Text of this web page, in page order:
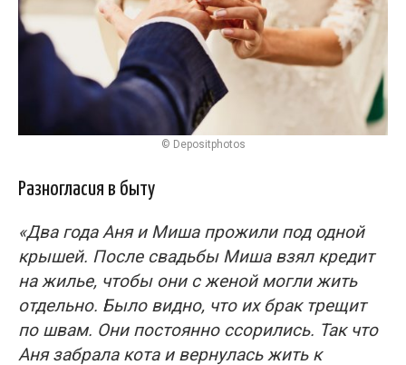
© Depositphotos
Разногласия в быту
«Два года Аня и Миша прожили под одной
крышей. После свадьбы Миша взял кредит
на жилье, чтобы они с женой могли жить
отдельно. Было видно, что их брак трещит
по швам. Они постоянно ссорились. Так что
Аня забрала кота и вернулась жить к